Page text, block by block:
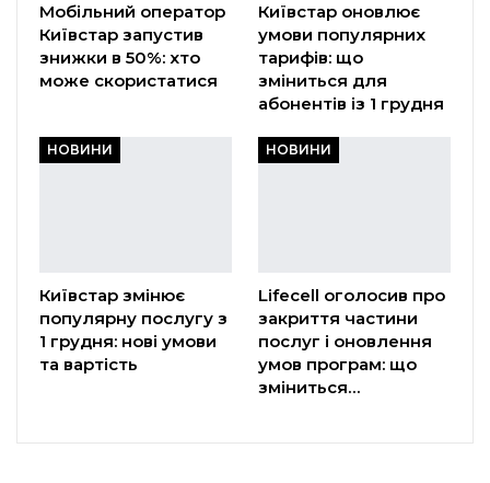
Мобільний оператор
Київстар запустив
знижки в 50%: хто
може скористатися
Київстар оновлює
умови популярних
тарифів: що
зміниться для
абонентів із 1 грудня
НОВИНИ
Київстар змінює
популярну послугу з
1 грудня: нові умови
та вартість
НОВИНИ
Lifecell оголосив про
закриття частини
послуг і оновлення
умов програм: що
зміниться…